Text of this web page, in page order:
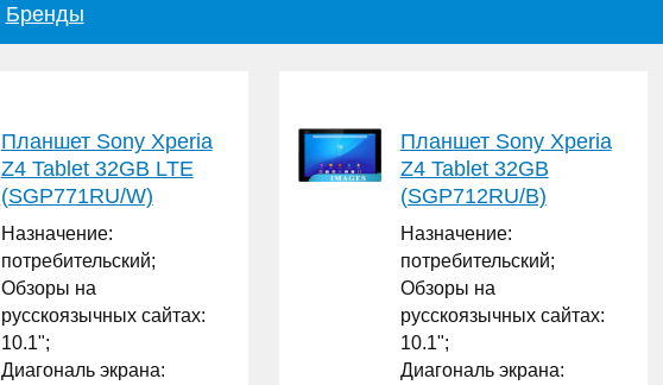
Бренды
Планшет Sony Xperia
Z4 Tablet 32GB LTE
(SGP771RU/W)
Назначение:
потребительский;
Обзоры на
русскоязычных сайтах:
10.1";
Диагональ экрана:
Планшет Sony Xperia
Z4 Tablet 32GB
(SGP712RU/B)
Назначение:
потребительский;
Обзоры на
русскоязычных сайтах:
10.1";
Диагональ экрана: